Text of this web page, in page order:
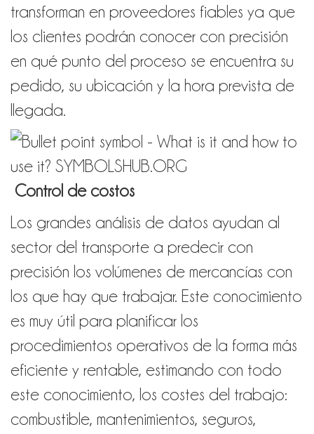
transforman en proveedores fiables ya que
los clientes podrán conocer con precisión
en qué punto del proceso se encuentra su
pedido, su ubicación y la hora prevista de
llegada.
Control de costos
Los grandes análisis de datos ayudan al
sector del transporte a predecir con
precisión los volúmenes de mercancías con
los que hay que trabajar. Este conocimiento
es muy útil para planificar los
procedimientos operativos de la forma más
eficiente y rentable, estimando con todo
este conocimiento, los costes del trabajo:
combustible, mantenimientos, seguros,